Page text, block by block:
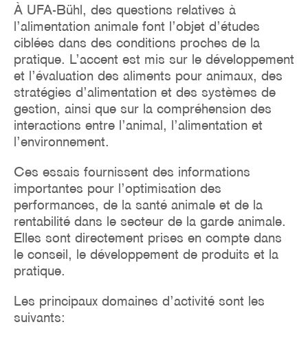
À UFA-Bühl, des questions relatives à
l’alimentation animale font l’objet d’études
ciblées dans des conditions proches de la
pratique. L’accent est mis sur le développement
et l’évaluation des aliments pour animaux, des
stratégies d’alimentation et des systèmes de
gestion, ainsi que sur la compréhension des
interactions entre l’animal, l’alimentation et
l’environnement.
Ces essais fournissent des informations
importantes pour l’optimisation des
performances, de la santé animale et de la
rentabilité dans le secteur de la garde animale.
Elles sont directement prises en compte dans
le conseil, le développement de produits et la
pratique.
Les principaux domaines d’activité sont les
suivants: